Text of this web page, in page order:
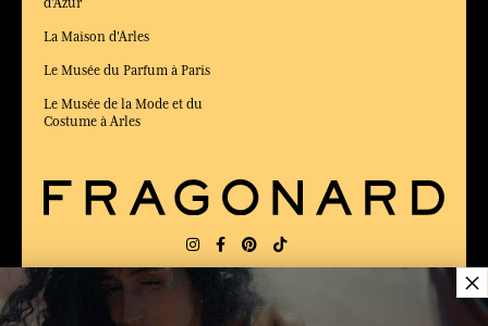
d'Azur
La Maison d'Arles
Le Musée du Parfum à Paris
Le Musée de la Mode et du
Costume à Arles
LIVRAISON: LANGUE:
×